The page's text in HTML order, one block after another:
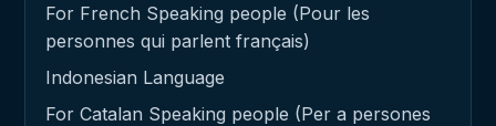
For French Speaking people (Pour les
personnes qui parlent français)
Indonesian Language
For Catalan Speaking people (Per a persones